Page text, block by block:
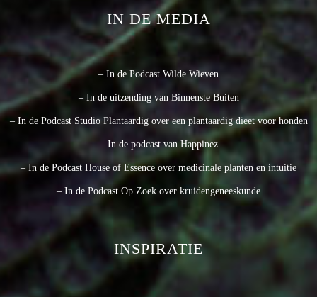
IN DE MEDIA
– In de Podcast Wilde Wieven
– In de uitzending van Binnenste Buiten
– In de Podcast Studio Plantaardig over een plantaardig dieet voor honden
– In de podcast van Happinez
– In de Podcast House of Essence over medicinale planten en intuitie
– In de Podcast Op Zoek over kruidengeneeskunde
INSPIRATIE